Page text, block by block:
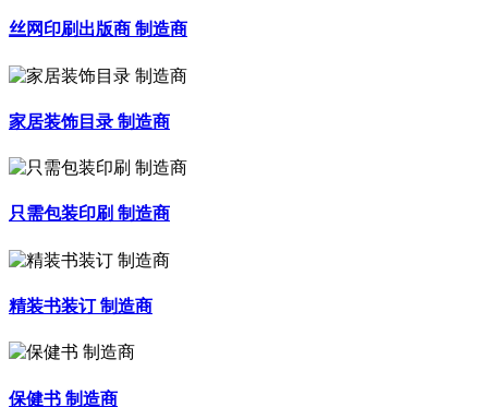
丝网印刷出版商 制造商
家居装饰目录 制造商
只需包装印刷 制造商
精装书装订 制造商
保健书 制造商